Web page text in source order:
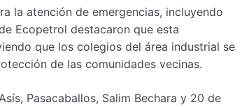
la atención de emergencias, incluyendo
Ecopetrol destacaron que esta
que los colegios del área industrial se
de las comunidades vecinas.
Pasacaballos, Salim Bechara y 20 de